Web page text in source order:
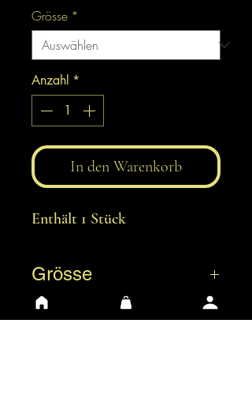
Grösse *
Anzahl *
In den Warenkorb
Enthält 1 Stück
Grösse
M = 13,5 x 10 cm